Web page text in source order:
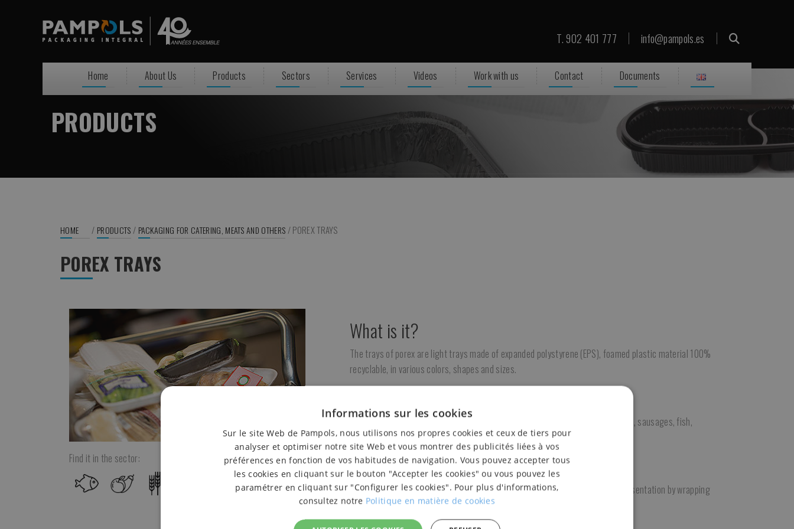
T. 902 401 777 info@pampols.es
Home About Us Products Sectors Services Videos Work with us Contact Documents
PRODUCTS
HOME / PRODUCTS / PACKAGING FOR CATERING, MEATS AND OTHERS /POREX TRAYS
POREX TRAYS
Find it in the sector:
What is it?
The trays of porex are light trays made of expanded polystyrene (EPS), foamed plastic material 100%
recyclable, in various colors, shapes and sizes.
With classic trays, you can present and preserve fresh products such as meats, sausages, fish,
cheeses, fruits and others thanks to its lightness and versatility.
How is it used?
You can place directly on the products to be packaged and complement the presentation by wrapping
with a film.
Informations sur les cookies
Sur le site Web de Pampols, nous utilisons nos propres cookies et ceux de tiers pour
analyser et optimiser notre site Web et vous montrer des publicités liées à vos
préférences en fonction de vos habitudes de navigation. Vous pouvez accepter tous
les cookies en cliquant sur le bouton "Accepter les cookies" ou vous pouvez les
paramétrer en cliquant sur "Configurer les cookies". Pour plus d'informations,
consultez notre Politique en matière de cookies